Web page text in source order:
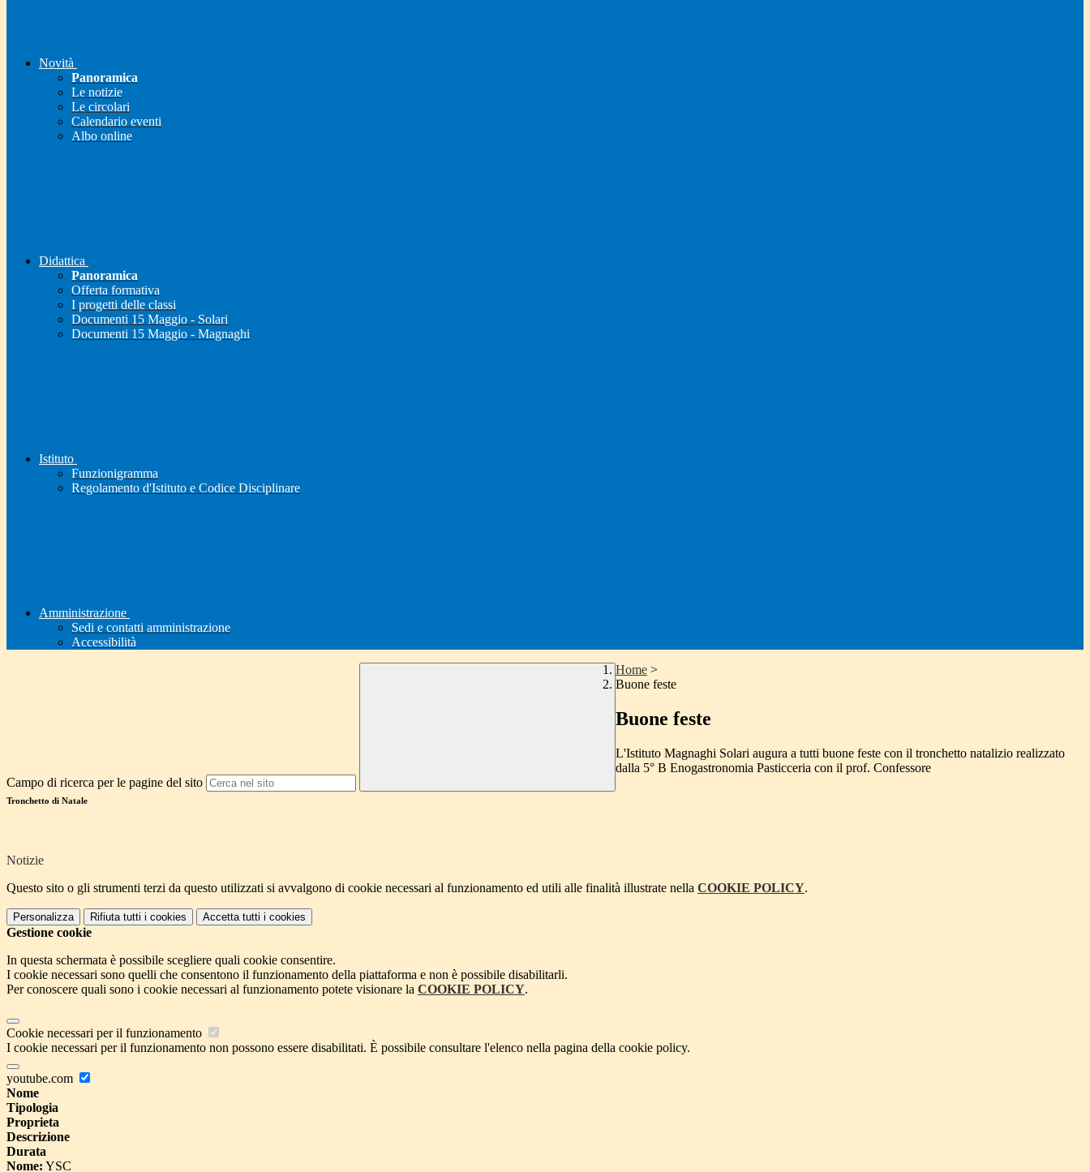
Novità
Panoramica
Le notizie
Le circolari
Calendario eventi
Albo online
Didattica
Panoramica
Offerta formativa
I progetti delle classi
Documenti 15 Maggio - Solari
Documenti 15 Maggio - Magnaghi
Istituto
Funzionigramma
Regolamento d'Istituto e Codice Disciplinare
Amministrazione
Sedi e contatti amministrazione
Accessibilità
Campo di ricerca per le pagine del sito
Home >
Buone feste
Buone feste
L'Istituto Magnaghi Solari augura a tutti buone feste con il tronchetto natalizio realizzato
dalla 5° B Enogastronomia Pasticceria con il prof. Confessore
Tronchetto di Natale
Notizie
Questo sito o gli strumenti terzi da questo utilizzati si avvalgono di cookie necessari al funzionamento ed utili alle finalità illustrate nella COOKIE POLICY.
Personalizza Rifiuta tutti i cookies Accetta tutti i cookies
Gestione cookie
In questa schermata è possibile scegliere quali cookie consentire.
I cookie necessari sono quelli che consentono il funzionamento della piattaforma e non è possibile disabilitarli.
Per conoscere quali sono i cookie necessari al funzionamento potete visionare la COOKIE POLICY.
Cookie necessari per il funzionamento
I cookie necessari per il funzionamento non possono essere disabilitati. È possibile consultare l'elenco nella pagina della cookie policy.
youtube.com
Nome
Tipologia
Proprieta
Descrizione
Durata
Nome: YSC